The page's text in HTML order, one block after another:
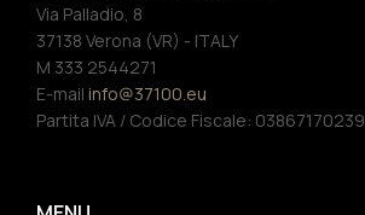
Via Palladio, 8
37138 Verona (VR) - ITALY
M 333 2544271
E-mail info@37100.eu
Partita IVA / Codice Fiscale: 03867170239